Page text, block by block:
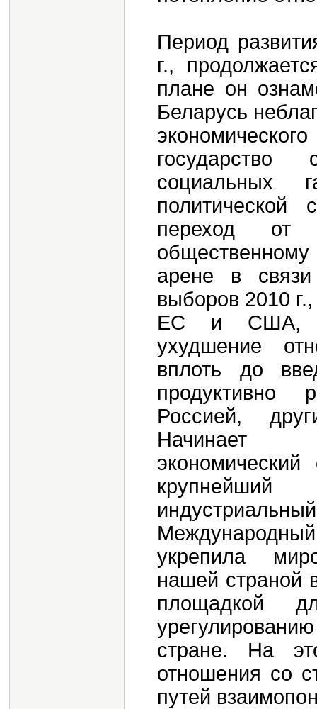
Период
г.,
плане он
Беларусь
государство
социальных
политической
переход от
арене в связи
выборов 2010
ЕС и США,
ухудшение
вплоть до
продуктивно
Россией,
Начинает
укрепила
нашей страной
площадкой
стране. На
отношения со
путей